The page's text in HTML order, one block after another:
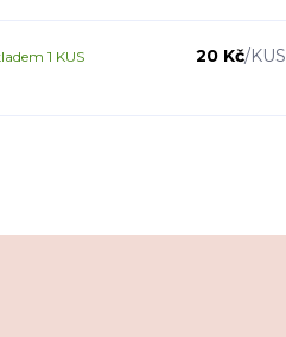
20 Kč/KUS
1 KUS